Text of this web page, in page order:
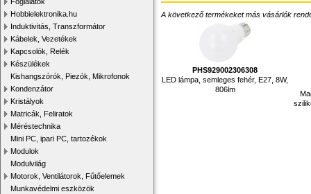
Hobbielektronika.hu
Induktivitás, Transzformátor
Kábelek, Vezetékek
Kapcsolók, Relék
Készülékek
Kishangszórók, Piezók, Mikrofonok
Kondenzátor
Kristályok
Matricák, Feliratok
Méréstechnika
Mini PC, ipari PC, tartozékok
Modulok
Modulvilág
Motorok, Ventilátorok, Fűtőelemek
Munkavédelmi eszközök
A következő termékeket más vásárlók
PHS929002306308
LED lámpa, semleges fehér, E27, 8W,
806lm